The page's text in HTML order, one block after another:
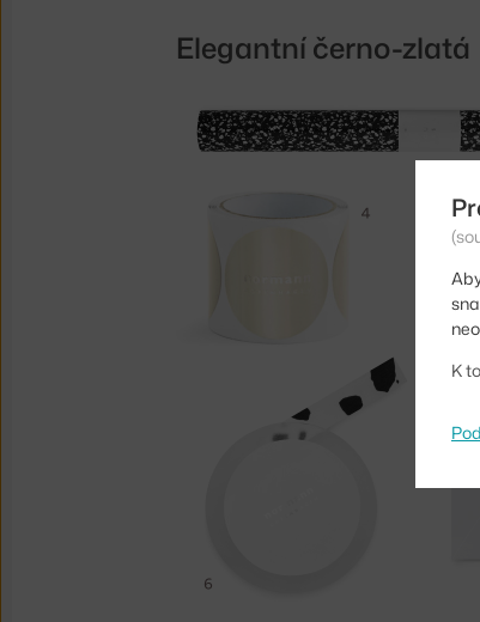
Elegantní černo-zlatá
K